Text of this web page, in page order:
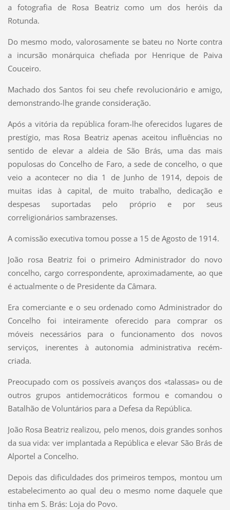
a fotografia de Rosa Beatriz como um dos heróis da
Rotunda.
Do mesmo modo, valorosamente se bateu no Norte contra
a incursão monárquica chefiada por Henrique de Paiva
Couceiro.
Machado dos Santos foi seu chefe revolucionário e amigo,
demonstrando-lhe grande consideração.
Após a vitória da república foram-lhe oferecidos lugares de
prestígio, mas Rosa Beatriz apenas aceitou influências no
sentido de elevar a aldeia de São Brás, uma das mais
populosas do Concelho de Faro, a sede de concelho, o que
veio a acontecer no dia 1 de Junho de 1914, depois de
muitas idas à capital, de muito trabalho, dedicação e
despesas suportadas pelo próprio e por seus
correligionários sambrazenses.
A comissão executiva tomou posse a 15 de Agosto de 1914.
João rosa Beatriz foi o primeiro Administrador do novo
concelho, cargo correspondente, aproximadamente, ao que
é actualmente o de Presidente da Câmara.
Era comerciante e o seu ordenado como Administrador do
Concelho foi inteiramente oferecido para comprar os
móveis necessários para o funcionamento dos novos
serviços, inerentes à autonomia administrativa recém-
criada.
Preocupado com os possíveis avanços dos «talassas» ou de
outros grupos antidemocráticos formou e comandou o
Batalhão de Voluntários para a Defesa da República.
João Rosa Beatriz realizou, pelo menos, dois grandes sonhos
da sua vida: ver implantada a República e elevar São Brás de
Alportel a Concelho.
Depois das dificuldades dos primeiros tempos, montou um
estabelecimento ao qual deu o mesmo nome daquele que
tinha em S. Brás: Loja do Povo.